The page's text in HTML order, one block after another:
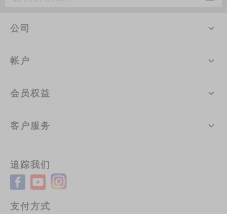
公司
帐户
会员权益
客户服务
追踪我们
支付方式